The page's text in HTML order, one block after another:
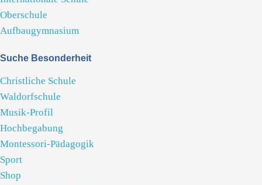
Oberschule
Aufbaugymnasium
Suche Besonderheit
Christliche Schule
Waldorfschule
Musik-Profil
Hochbegabung
Montessori-Pädagogik
Sport
Shop